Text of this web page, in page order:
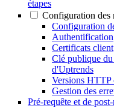
étapes
Configuration des
Configuration
Authentification
Certificats client
Clé publique
d'Uptrends
Versions HTTP
Gestion des
Pré-requête et de